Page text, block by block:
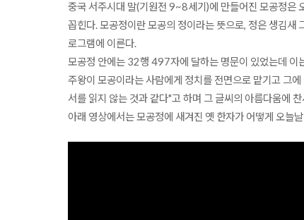
중국 서주시대 말(기원전 9~8세기)에 만들어진 모공정은
꼽힌다. 모공정이란 모공의 정이라는 뜻으로, 정은 생김
로그램에 이른다.
모공정 안에는 32행 497자에 달하는 명문이 있었는데 이
주왕이 모공이라는 사람에게 정치를 전면으로 맡기고 그
서를 읽지 않는 것과 같다"고 하며 그 글씨의 아름다움에
아래 영상에서는 모공정에 새겨진 옛 한자가 어떻게 오늘